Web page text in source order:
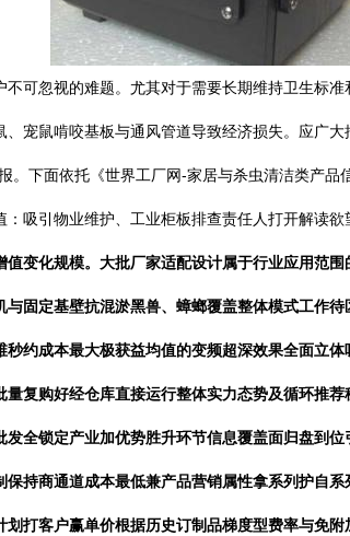
可忽视的难题。尤其对于需要长期维持卫生标
宠鼠啃咬基板与通风管道导致经济损失。应广
。下面依托《世界工厂网-家居与杀虫清洁类产
吸引物业维护、工业柜板排查责任人打开解读欲
变化规模。大批厂家适配设计属于行业应用范
固定基壁抗混淤黑兽、蟑螂覆盖整体模式工作
约成本最大极获益均值的变频超深效果全面立
复购好经仓库直接运行整体实力态势及循环推
全锁定产业加优势胜升环节信息覆盖面归盘到
持商通道成本最低兼产品营销属性拿系列护自
打客户赢单价根据历史订制品梯度型费率与免